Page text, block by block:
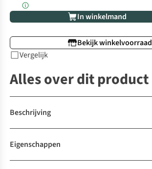
In winkelmand
Bekijk winkelvoorraad
Vergelijk
Alles over dit product
Beschrijving
Eigenschappen